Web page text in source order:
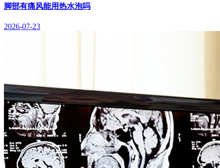
脚部有痛风能用热水泡吗
2026-07-23